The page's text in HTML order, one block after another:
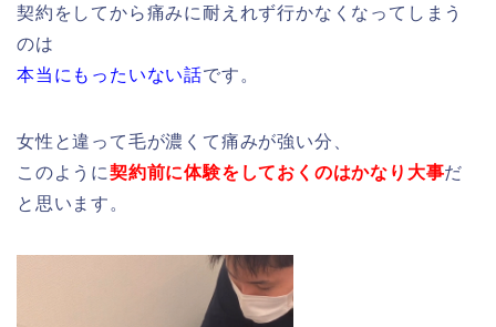
契約をしてから痛みに耐えれず行かなくなってしまう
のは
本当にもったいない話です。
女性と違って毛が濃くて痛みが強い分、
このように契約前に体験をしておくのはかなり大事だ
と思います。